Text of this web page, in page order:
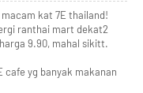
kat 7E thailand!
ranthai mart dekat2
9.90, mahal sikitt.
cafe yg banyak makanan